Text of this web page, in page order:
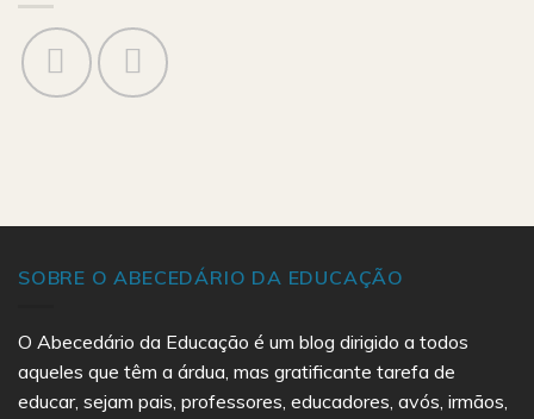
SOBRE O ABECEDÁRIO DA EDUCAÇÃO
O Abecedário da Educação é um blog dirigido a todos
aqueles que têm a árdua, mas gratificante tarefa de
educar, sejam pais, professores, educadores, avós, irmãos,